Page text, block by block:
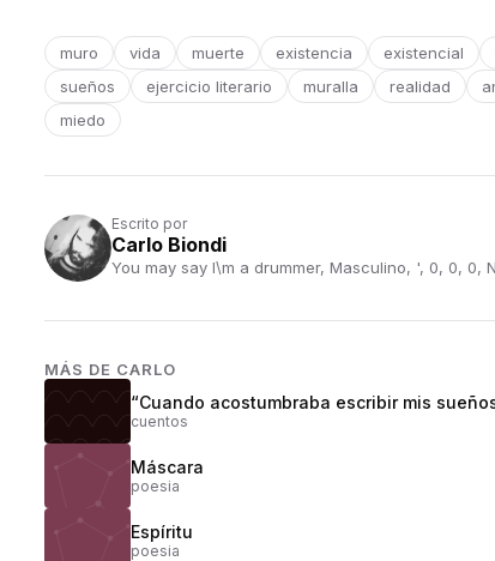
muro vida muerte existencia existencial
sueños
ejercicio literario muralla realidad
miedo
Escrito por
Carlo Biondi
You may say I\m a drummer, Masculino, ', 0, 0, 0,
MÁS DE CARLO
“Cuando acostumbraba escribir mis
cuentos
Máscara
poesia
Espíritu
poesia